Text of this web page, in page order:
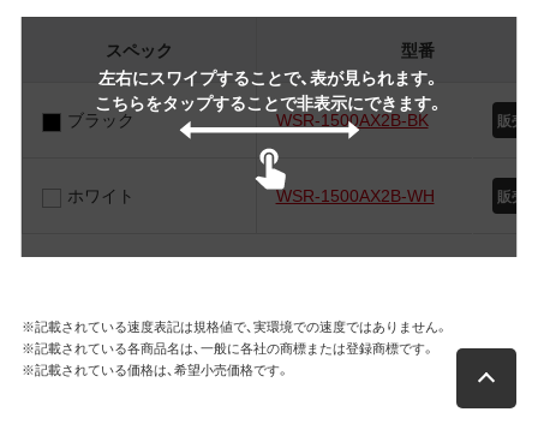
左右にスワイプすることで、表が見られます。
こちらをタップすることで非表示にできます。
スペック 型番
ブラック WSR-1500AX2B-BK 販売
ホワイト WSR-1500AX2B-WH 販売
※記載されている速度表記は規格値で、実環境での速度ではありません。
※記載されている各商品名は、一般に各社の商標または登録商標です。
※記載されている価格は、希望小売価格です。